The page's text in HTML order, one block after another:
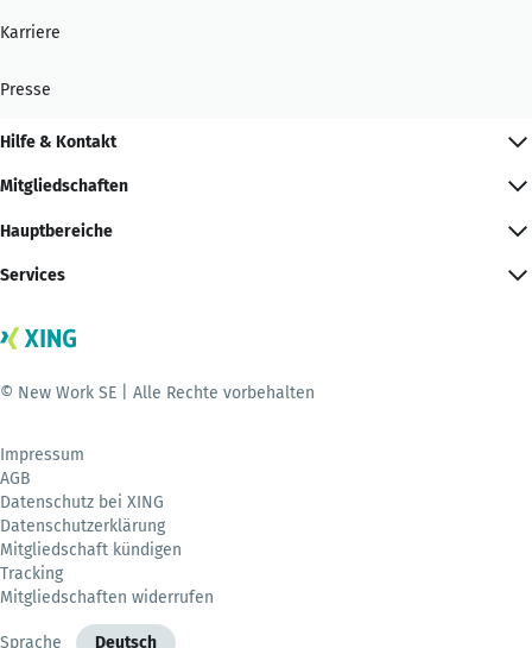
Karriere
Presse
Hilfe & Kontakt
Mitgliedschaften
Hauptbereiche
Services
© New Work SE | Alle Rechte vorbehalten
Impressum
AGB
Datenschutz bei XING
Datenschutzerklärung
Mitgliedschaft kündigen
Tracking
Mitgliedschaften widerrufen
Sprache Deutsch